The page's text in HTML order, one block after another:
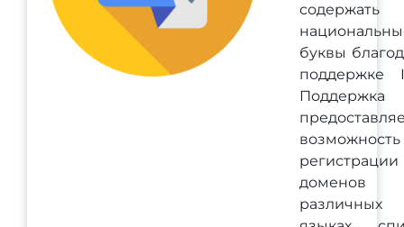
содержать
буквы
поддержке
Поддержка
возможность
регистрации
доменов
различных